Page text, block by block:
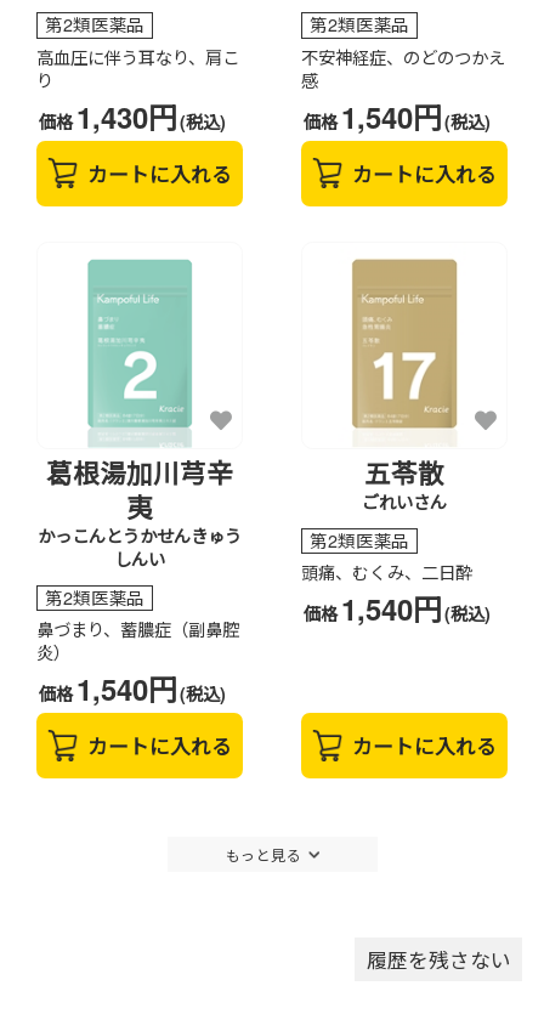
第2類医薬品
高血圧に伴う耳なり、肩こ
り
価格1,430円(税込)
カートに入れる
第2類医薬品
不安神経症、のどのつかえ
感
価格1,540円(税込)
カートに入れる
葛根湯加川芎辛
夷
かっこんとうかせんきゅう
しんい
第2類医薬品
鼻づまり、蓄膿症（副鼻腔
炎）
価格1,540円(税込)
カートに入れる
五苓散
ごれいさん
第2類医薬品
頭痛、むくみ、二日酔
価格1,540円(税込)
カートに入れる
もっと見る
履歴を残さない